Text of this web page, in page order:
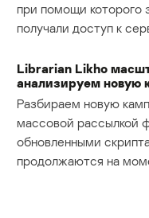
при помощи которого
получали доступ к
Librarian Likho
анализируем новую
Разбираем новую
массовой рассылкой
обновленными
продолжаются на